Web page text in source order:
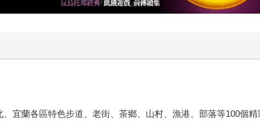
宜蘭各區特色步道、老街、茶鄉、山村、漁港、部落等100個